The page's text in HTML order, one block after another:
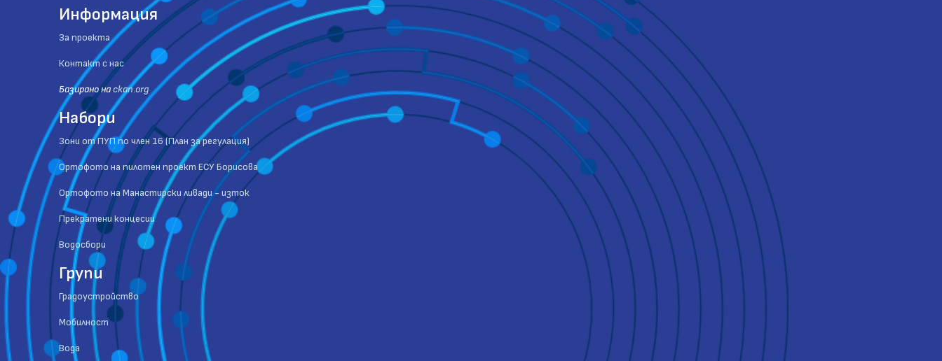
Информация
За проекта
Контакт с нас
Базиранo на ckan.org
Набори
Зони от ПУП по член 16 (План за регулация)
Ортофото на пилотен проект ЕСУ Борисова
Ортофото на Манастирски ливади - изток
Прекратени концесии
Водосбори
Групи
Градоустройство
Мобилност
Вода